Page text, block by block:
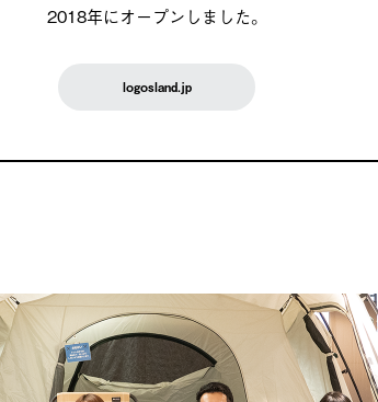
2018年にオープンしました。
logosland.jp